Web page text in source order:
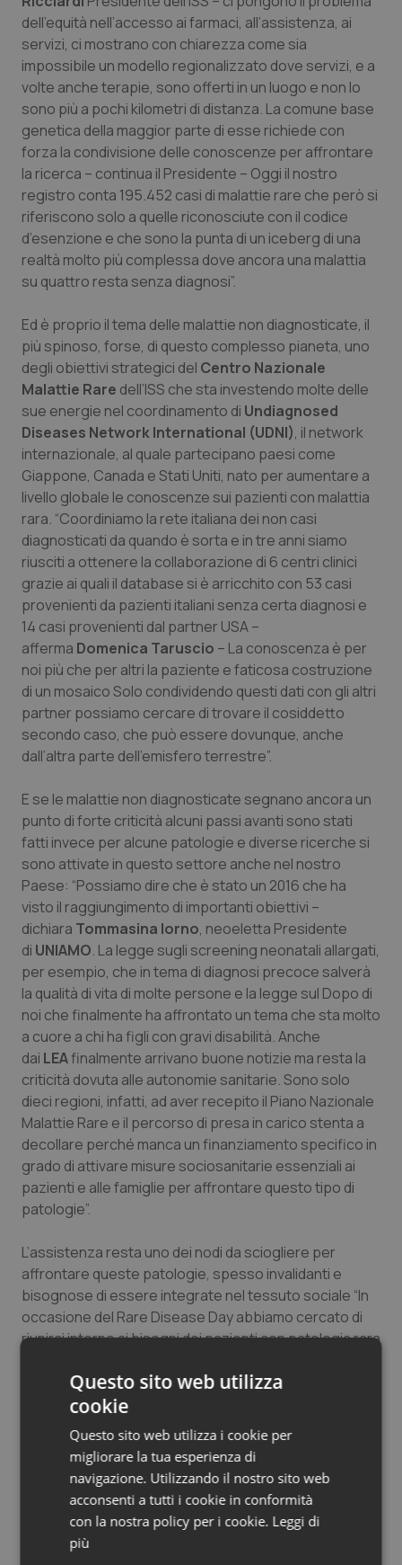
Salute orale & impianti
Sangue & coagulazione
Tiroide
Tumore al seno
Tumore ovarico
Tumori del Polmone & Testa Collo
Ulcera & Reflusso
Vaccini
dell’equità nell’accesso ai farmaci, all’assistenza, ai
servizi, ci mostrano con chiarezza come sia
impossibile un modello regionalizzato dove servizi, e a
volte anche terapie, sono offerti in un luogo e non lo
sono più a pochi kilometri di distanza. La comune base
genetica della maggior parte di esse richiede con
forza la condivisione delle conoscenze per affrontare
la ricerca – continua il Presidente – Oggi il nostro
registro conta 195.452 casi di malattie rare che però si
riferiscono solo a quelle riconosciute con il codice
d’esenzione e che sono la punta di un iceberg di una
realtà molto più complessa dove ancora una malattia
su quattro resta senza diagnosi”.
Ed è proprio il tema delle malattie non diagnosticate, il
più spinoso, forse, di questo complesso pianeta, uno
degli obiettivi strategici del Centro Nazionale
Malattie Rare dell’ISS che sta investendo molte delle
sue energie nel coordinamento di Undiagnosed
Diseases Network International (UDNI), il network
internazionale, al quale partecipano paesi come
Giappone, Canada e Stati Uniti, nato per aumentare a
livello globale le conoscenze sui pazienti con malattia
rara. “Coordiniamo la rete italiana dei non casi
diagnosticati da quando è sorta e in tre anni siamo
riusciti a ottenere la collaborazione di 6 centri clinici
grazie ai quali il database si è arricchito con 53 casi
provenienti da pazienti italiani senza certa diagnosi e
14 casi provenienti dal partner USA –
afferma Domenica Taruscio – La conoscenza è per
noi più che per altri la paziente e faticosa costruzione
di un mosaico Solo condividendo questi dati con gli altri
partner possiamo cercare di trovare il cosiddetto
secondo caso, che può essere dovunque, anche
dall’altra parte dell’emisfero terrestre”.
E se le malattie non diagnosticate segnano ancora un
punto di forte criticità alcuni passi avanti sono stati
fatti invece per alcune patologie e diverse ricerche si
sono attivate in questo settore anche nel nostro
Paese: “Possiamo dire che è stato un 2016 che ha
visto il raggiungimento di importanti obiettivi –
dichiara Tommasina Iorno, neoeletta Presidente
di UNIAMO. La legge sugli screening neonatali allargati,
per esempio, che in tema di diagnosi precoce salverà
la qualità di vita di molte persone e la legge sul Dopo di
noi che finalmente ha affrontato un tema che sta molto
a cuore a chi ha figli con gravi disabilità. Anche
dai LEAfinalmente arrivano buone notizie ma resta la
criticità dovuta alle autonomie sanitarie. Sono solo
dieci regioni, infatti, ad aver recepito il Piano Nazionale
Malattie Rare e il percorso di presa in carico stenta a
decollare perché manca un finanziamento specifico in
grado di attivare misure sociosanitarie essenziali ai
pazienti e alle famiglie per affrontare questo tipo di
patologie”.
L’assistenza resta uno dei nodi da sciogliere per
affrontare queste patologie, spesso invalidanti e
bisognose di essere integrate nel tessuto sociale “In
occasione del Rare Disease Day abbiamo cercato di
riunirci intorno ai bisogni dei pazienti con patologia rara
ancora più forti dichiaraAngelo Del Favero
Presidente diFedersanità Anci
certa su cui indirizzare risorse e progetti soprattutto
nel contesto di una sanità frammentata in tutto il
paese che vede mettere in campo mezzi e strumenti
diversi. È per questo che il nostro contributo potrà
essere quello di avviare un monitoraggio dello stato
dell’assistenza nelle ASL rispetto alle malattie rare in
modo da poter rilevare i bisogni sul territorio per
Questo sito web utilizza
cookie
Questo sito web utilizza i cookie per
migliorare la tua esperienza di
navigazione. Utilizzando il nostro sito web
acconsenti a tutti i cookie in conformità
con la nostra policy per i cookie. Leggi di
più